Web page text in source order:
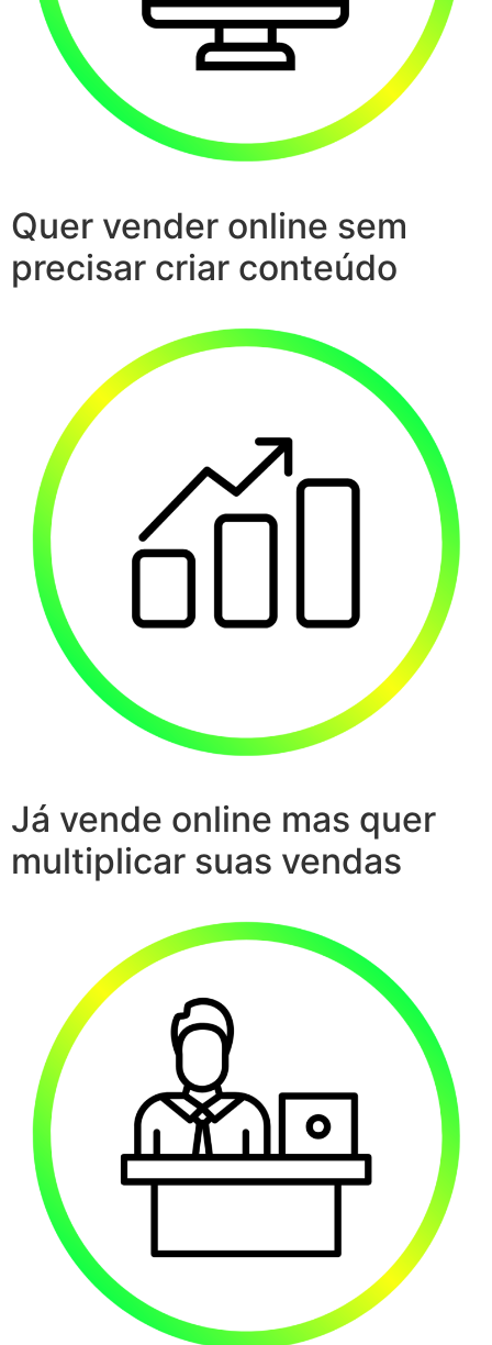
Quer vender online sem
precisar criar conteúdo
Já vende online mas quer
multiplicar suas vendas